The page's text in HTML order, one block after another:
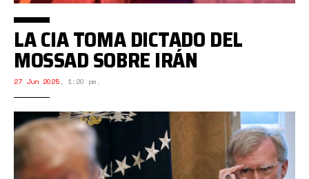
LA CIA TOMA DICTADO DEL
MOSSAD SOBRE IRÁN
27 Jun 2025, 1:20 pm.